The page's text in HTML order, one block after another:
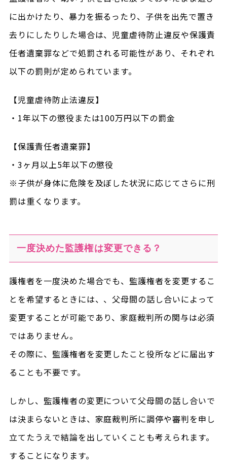
に出かけたり、暴力を振るったり、子供を出先で置き
去りにしたりした場合は、児童虐待防止違反や保護責
任者遺棄罪などで処罰される可能性があり、それぞれ
以下の罰則が定められています。
【児童虐待防止法違反】
・1年以下の懲役または100万円以下の罰金
【保護責任者遺棄罪】
・3ヶ月以上5年以下の懲役
※子供が身体に危険を及ぼした状況に応じてさらに刑
罰は重くなります。
一度決めた監護権は変更できる？
護権者を一度決めた場合でも、監護権者を変更するこ
とを希望するときには、、父母間の話し合いによって
変更することが可能であり、家庭裁判所の関与は必須
ではありません。
その際に、監護権者を変更したこと役所などに届出す
ることも不要です。
しかし、監護権者の変更について父母間の話し合いで
は決まらないときは、家庭裁判所に調停や審判を申し
立てたうえで結論を出していくことも考えられます。
することになります。